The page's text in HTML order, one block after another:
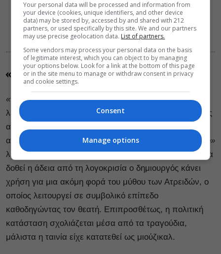
«Θίασος» (1975)
«Ο Θίασος», 1975
«Ο Θίασος»: Αν στις «Μέρες του ’36» τίποτα δεν
λεγόταν με σαφήνεια, σε μια προσπάθεια διερεύνησης
αλληγορικών τρόπων που κάποιος μπορεί να ξεφύγει
από την αυστηρή λογοκρισία της εποχής, στον
«Θίασο»
λέγονται τα πράγματα σχεδόν με το όνομά τους. Για να
δοθεί η άδεια από τη λογοκρισία ο δημιουργός κάνει
χρήση για μια ακόμη φορά του μύθου των Ατρειδών, ο
οποίος λειτουργεί σε συμβολικό επίπεδο
καθοδηγώντας τον θεατή. Επιπροσθέτως, η πολιτική
κατάσταση σχολιάζεται μέσα από τα τραγούδια,
μάλιστα η ταινία είχε κατατεθεί ως μιούζικαλ.
Your personal data will be processed and information from
your device (cookies, unique identifiers, and other device
data) may be stored by, accessed by and shared with 212
partners, or used specifically by this site. We and our partners
may use precise geolocation data. List of partners.
Some vendors may process your personal data on the basis
of legitimate interest, which you can object to by managing
your options below. Look for a link at the bottom of this page
or in the site menu to manage or withdraw consent in privacy
and cookie settings.
Consent
Manage options